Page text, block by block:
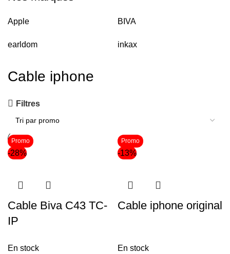
Apple BIVA
earldom inkax
Cable iphone
Filtres
-28%
Promo
Cable Biva C43 TC-
IP
En stock
-13%
Promo
Cable iphone original
En stock